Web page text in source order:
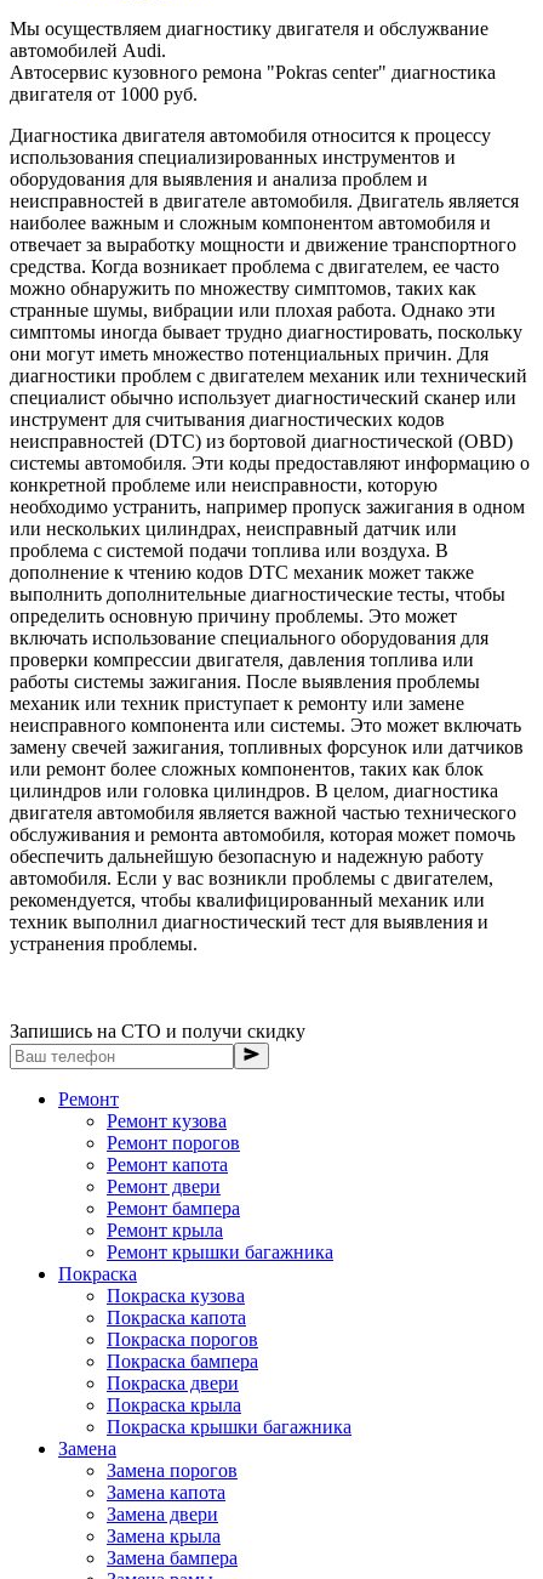
Мы осуществляем диагностику двигателя и обслужвание
автомобилей Audi.
Автосервис кузовного ремона "Pokras center" диагностика
двигателя от 1000 руб.
Диагностика двигателя автомобиля относится к процессу
использования специализированных инструментов и
оборудования для выявления и анализа проблем и
неисправностей в двигателе автомобиля. Двигатель является
наиболее важным и сложным компонентом автомобиля и
отвечает за выработку мощности и движение транспортного
средства. Когда возникает проблема с двигателем, ее часто
можно обнаружить по множеству симптомов, таких как
странные шумы, вибрации или плохая работа. Однако эти
симптомы иногда бывает трудно диагностировать, поскольку
они могут иметь множество потенциальных причин. Для
диагностики проблем с двигателем механик или технический
специалист обычно использует диагностический сканер или
инструмент для считывания диагностических кодов
неисправностей (DTC) из бортовой диагностической (OBD)
системы автомобиля. Эти коды предоставляют информацию о
конкретной проблеме или неисправности, которую
необходимо устранить, например пропуск зажигания в одном
или нескольких цилиндрах, неисправный датчик или
проблема с системой подачи топлива или воздуха. В
дополнение к чтению кодов DTC механик может также
выполнить дополнительные диагностические тесты, чтобы
определить основную причину проблемы. Это может
включать использование специального оборудования для
проверки компрессии двигателя, давления топлива или
работы системы зажигания. После выявления проблемы
механик или техник приступает к ремонту или замене
неисправного компонента или системы. Это может включать
замену свечей зажигания, топливных форсунок или датчиков
или ремонт более сложных компонентов, таких как блок
цилиндров или головка цилиндров. В целом, диагностика
двигателя автомобиля является важной частью технического
обслуживания и ремонта автомобиля, которая может помочь
обеспечить дальнейшую безопасную и надежную работу
автомобиля. Если у вас возникли проблемы с двигателем,
рекомендуется, чтобы квалифицированный механик или
техник выполнил диагностический тест для выявления и
устранения проблемы.
Запишись на СТО и получи скидку
Ремонт
Ремонт кузова
Ремонт порогов
Ремонт капота
Ремонт двери
Ремонт бампера
Ремонт крыла
Ремонт крышки багажника
Покраска
Покраска кузова
Покраска капота
Покраска порогов
Покраска бампера
Покраска двери
Покраска крыла
Покраска крышки багажника
Замена
Замена порогов
Замена капота
Замена двери
Замена крыла
Замена бампера